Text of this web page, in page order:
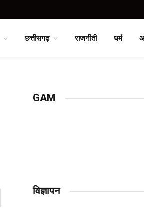
छत्तीसगढ़ राजनीती धर्म
GAM
विज्ञापन